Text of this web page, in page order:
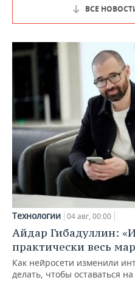
ВСЕ
Технологии 04 авг, 00:00
Айдар Гибадуллин:
практически весь
Как нейросети изменили
делать, чтобы оставаться